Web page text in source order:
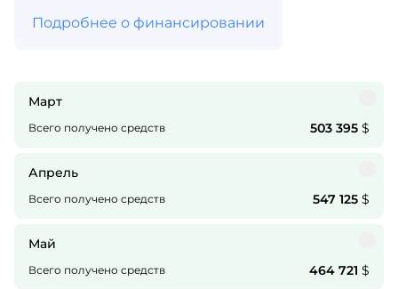
Подробнее о финансировании
Март
Всего получено средств 503 395 $
Апрель
Всего получено средств 547 125 $
Май
Всего получено средств 464 721 $